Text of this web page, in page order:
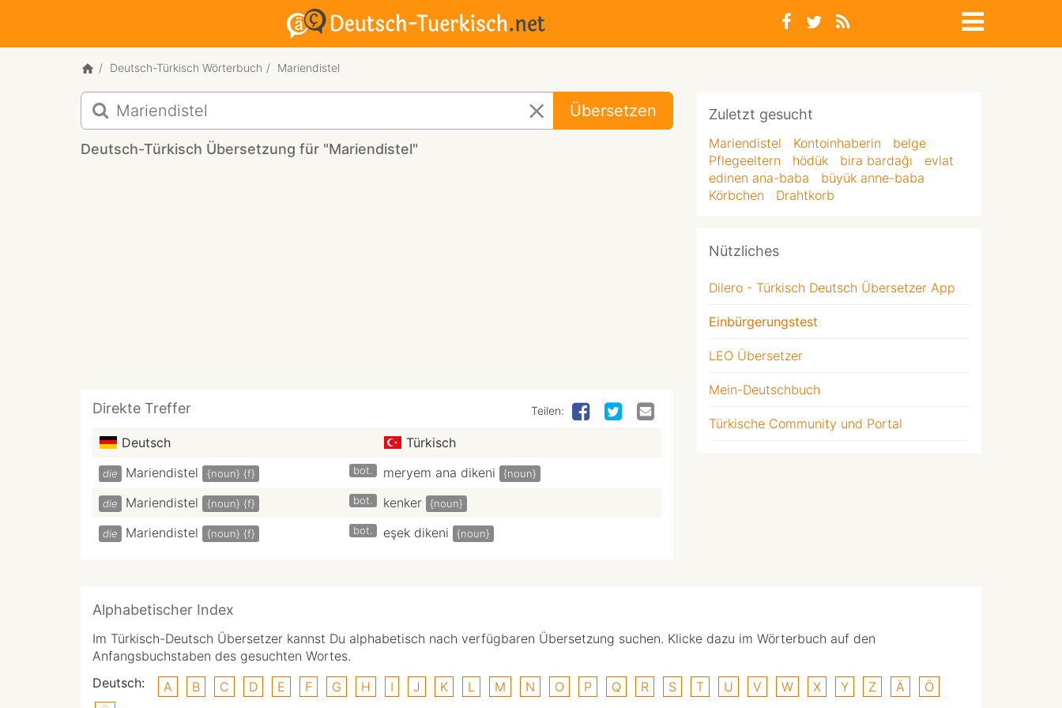
Deutsch-Türkisch Wörterbuch Mariendistel
Deutsch-
Türkisch
Übersetzung
für
Übersetzen
Deutsch-Türkisch Übersetzung für "Mariendistel"
Direkte Treffer Teilen:
Deutsch Türkisch
die Mariendistel {noun} {f} bot. meryem ana dikeni {noun}
die Mariendistel {noun} {f} bot. kenker {noun}
die Mariendistel {noun} {f} bot. eşek dikeni {noun}
Zuletzt gesucht
Mariendistel Kontoinhaberin
belge
Pflegeeltern
hödük bira bardağı
evlat
edinen ana-baba
büyük anne-baba
Körbchen
Drahtkorb
Nützliches
Dilero - Türkisch Deutsch Übersetzer App
Einbürgerungstest
LEO Übersetzer
Mein-Deutschbuch
Türkische Community und Portal
Alphabetischer Index
Im Türkisch-Deutsch Übersetzer kannst Du alphabetisch nach verfügbaren Übersetzung suchen. Klicke dazu im Wörterbuch auf den
Anfangsbuchstaben des gesuchten Wortes.
Deutsch:
A B C D E F G H I J K L M N O P Q R S T U V W X Y Z Ä
Ö